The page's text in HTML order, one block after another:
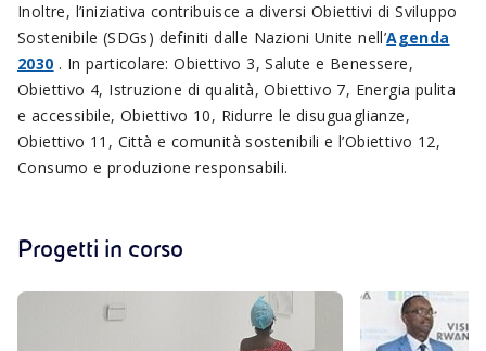
Inoltre, l’iniziativa contribuisce a diversi Obiettivi di Sviluppo
Sostenibile (SDGs) definiti dalle Nazioni Unite nell’Agenda
2030 . In particolare: Obiettivo 3, Salute e Benessere,
Obiettivo 4, Istruzione di qualità, Obiettivo 7, Energia pulita
e accessibile, Obiettivo 10, Ridurre le disuguaglianze,
Obiettivo 11, Città e comunità sostenibili e l’Obiettivo 12,
Consumo e produzione responsabili.
Progetti in corso